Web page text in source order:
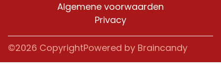
Algemene voorwaarden
Privacy
©2026 CopyrightPowered by Braincandy